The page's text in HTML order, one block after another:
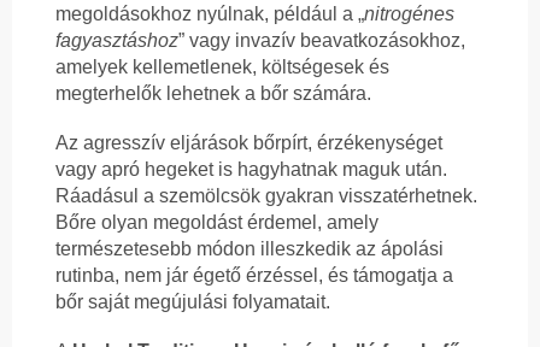
megoldásokhoz nyúlnak, például a „nitrogénes
fagyasztáshoz” vagy invazív beavatkozásokhoz,
amelyek kellemetlenek, költségesek és
megterhelők lehetnek a bőr számára.
Az agresszív eljárások bőrpírt, érzékenységet
vagy apró hegeket is hagyhatnak maguk után.
Ráadásul a szemölcsök gyakran visszatérhetnek.
Bőre olyan megoldást érdemel, amely
természetesebb módon illeszkedik az ápolási
rutinba, nem jár égető érzéssel, és támogatja a
bőr saját megújulási folyamatait.